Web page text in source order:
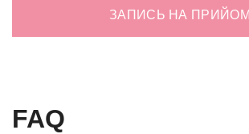
ЗАПИСЬ НА ПРИЙОМ
FAQ